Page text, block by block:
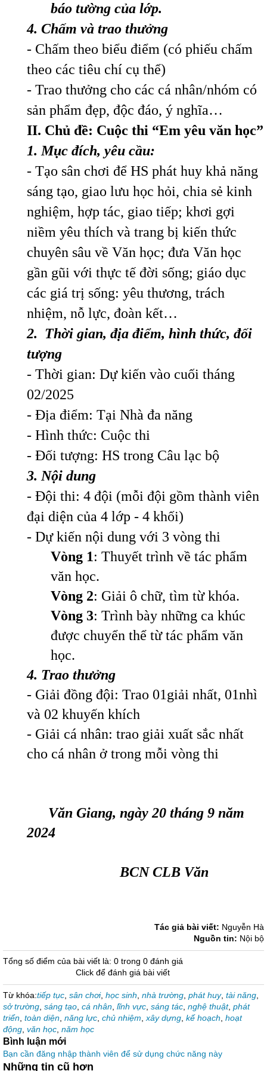
báo tường của lớp.
4. Chấm và trao thưởng
- Chấm theo biểu điểm (có phiếu chấm
theo các tiêu chí cụ thể)
- Trao thưởng cho các cá nhân/nhóm có
sản phẩm đẹp, độc đáo, ý nghĩa…
II. Chủ đề: Cuộc thi “Em yêu văn học”
1. Mục đích, yêu cầu:
- Tạo sân chơi để HS phát huy khả năng
sáng tạo, giao lưu học hỏi, chia sẻ kinh
nghiệm, hợp tác, giao tiếp; khơi gợi
niềm yêu thích và trang bị kiến thức
chuyên sâu về Văn học; đưa Văn học
gần gũi với thực tế đời sống; giáo dục
các giá trị sống: yêu thương, trách
nhiệm, nỗ lực, đoàn kết…
2. Thời gian, địa điểm, hình thức, đối
tượng
- Thời gian: Dự kiến vào cuối tháng
02/2025
- Địa điểm: Tại Nhà đa năng
- Hình thức: Cuộc thi
- Đối tượng: HS trong Câu lạc bộ
3. Nội dung
- Đội thi: 4 đội (mỗi đội gồm thành viên
đại diện của 4 lớp - 4 khối)
- Dự kiến nội dung với 3 vòng thi
Vòng 1: Thuyết trình về tác phẩm
văn học.
Vòng 2: Giải ô chữ, tìm từ khóa.
Vòng 3: Trình bày những ca khúc
được chuyển thể từ tác phẩm văn
học.
4. Trao thưởng
- Giải đồng đội: Trao 01giải nhất, 01nhì
và 02 khuyến khích
- Giải cá nhân: trao giải xuất sắc nhất
cho cá nhân ở trong mỗi vòng thi
Văn Giang, ngày 20 tháng 9 năm
2024
BCN CLB Văn
Tác giả bài viết: Nguyễn Hà
Nguồn tin: Nội bộ
Tổng số điểm của bài viết là: 0 trong 0 đánh giá
Click để đánh giá bài viết
Từ khóa:tiếp tục sân chơi, học sinh nhà trường phát huy, tài năng
sở trường sáng tạo cá nhân lĩnh vực sáng tác nghệ thuật, phát
triển toàn diện năng lực chủ nhiệm xây dựng kế hoạch hoạt
động văn học năm học
Bình luận mới
Bạn cần đăng nhập thành viên để sử dụng chức năng này
Những tin cũ hơn